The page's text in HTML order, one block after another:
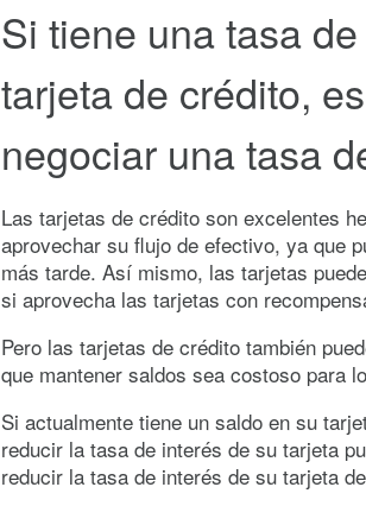
Si tiene una tasa
tarjeta de crédito,
negociar una tasa
Las tarjetas de crédito son excelentes
aprovechar su flujo de efectivo, ya que
más tarde. Así mismo, las tarjetas
si aprovecha las tarjetas con
Pero las tarjetas de crédito también
que mantener saldos sea costoso para
Si actualmente tiene un saldo en su
reducir la tasa de interés de su tarjeta
reducir la tasa de interés de su tarjeta